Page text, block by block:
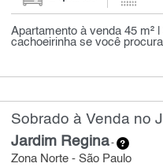
Apartamento à venda 45 m²
cachoeirinha se você
Sobrado à Venda no
Jardim Regina-
Zona Norte - São Paulo